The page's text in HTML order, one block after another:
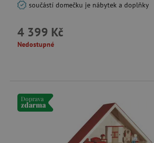
součástí domečku je nábytek a doplňky
4 399 Kč
Nedostupné
Doprava
zdarma
Nezbytně nutné soubory cookie umožňují
Název